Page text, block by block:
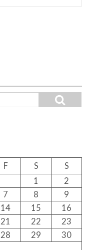
e
F S
S
1
2
7 8
9
14 15
16
21 22
23
28 29
30